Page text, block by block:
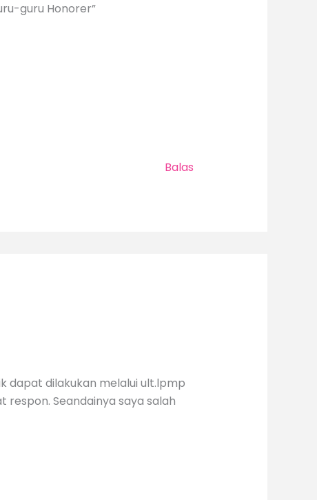
guru Honorer”
Balas
dapat dilakukan melalui ult.lpmp
Seandainya saya salah